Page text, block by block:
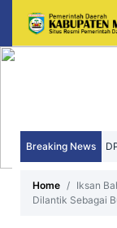
Breaking News
Home
Iksan
Dilantik Sebagai